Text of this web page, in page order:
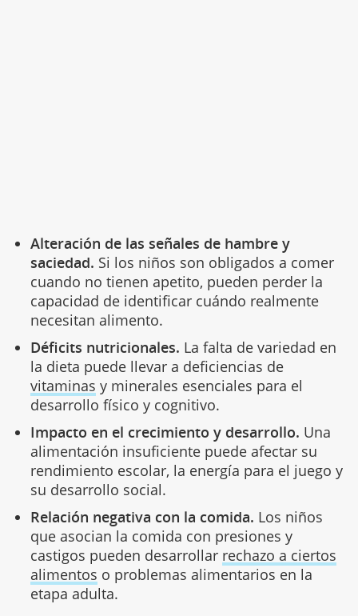
Alteración de las señales de hambre y
saciedad. Si los niños son obligados a comer
cuando no tienen apetito, pueden perder la
capacidad de identificar cuándo realmente
necesitan alimento.
Déficits nutricionales. La falta de variedad en
la dieta puede llevar a deficiencias de
vitaminas y minerales esenciales para el
desarrollo físico y cognitivo.
Impacto en el crecimiento y desarrollo. Una
alimentación insuficiente puede afectar su
rendimiento escolar, la energía para el juego y
su desarrollo social.
Relación negativa con la comida. Los niños
que asocian la comida con presiones y
castigos pueden desarrollar rechazo a ciertos
alimentos o problemas alimentarios en la
etapa adulta.